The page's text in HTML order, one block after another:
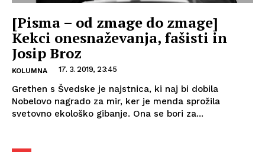
[Pisma – od zmage do zmage]
Kekci onesnaževanja, fašisti in
Josip Broz
KOLUMNA 17. 3. 2019, 23:45
Grethen s Švedske je najstnica, ki naj bi dobila
Nobelovo nagrado za mir, ker je menda sprožila
svetovno ekološko gibanje. Ona se bori za...